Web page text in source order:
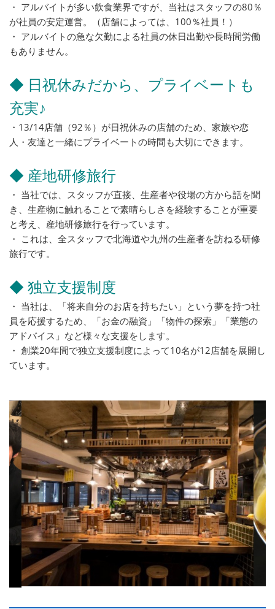
・ アルバイトが多い飲食業界ですが、当社はスタッフの80％
が社員の安定運営。（店舗によっては、100％社員！）
・ アルバイトの急な欠勤による社員の休日出勤や長時間労働
もありません。
◆ 日祝休みだから、プライベートも
充実♪
・13/14店舗（92％）が日祝休みの店舗のため、家族や恋
人・友達と一緒にプライベートの時間も大切にできます。
◆ 産地研修旅行
・ 当社では、スタッフが直接、生産者や役場の方から話を聞
き、生産物に触れることで素晴らしさを経験することが重要
と考え、産地研修旅行を行っています。
・ これは、全スタッフで北海道や九州の生産者を訪ねる研修
旅行です。
◆ 独立支援制度
・ 当社は、「将来自分のお店を持ちたい」という夢を持つ社
員を応援するため、「お金の融資」「物件の探索」「業態の
アドバイス」など様々な支援をします。
・ 創業20年間で独立支援制度によって10名が12店舗を展開し
ています。